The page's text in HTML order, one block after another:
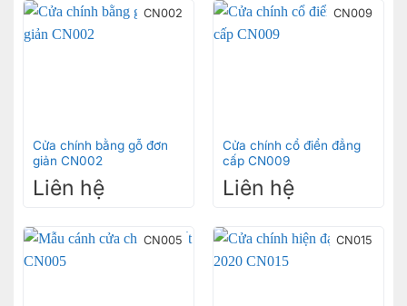
CN002
Cửa chính bằng gỗ đơn
giản CN002
Liên hệ
CN009
Cửa chính cổ điển đẳng
cấp CN009
Liên hệ
CN005 CN015